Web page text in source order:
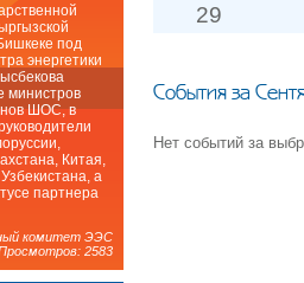
29
События за
Нет событий за
под
энергетики
министров
ШОС, в
Китая,
а
партнера
комитет ЭЭС
2583